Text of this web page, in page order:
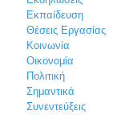
Εκπαίδευση
Θέσεις Εργασίας
Κοινωνία
Οικονομία
Πολιτική
Σημαντικά
Συνεντεύξεις